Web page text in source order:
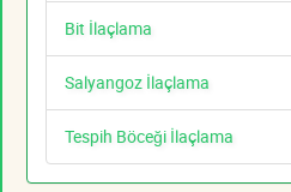
Bit İlaçlama
Salyangoz İlaçlama
Tespih Böceği İlaçlama